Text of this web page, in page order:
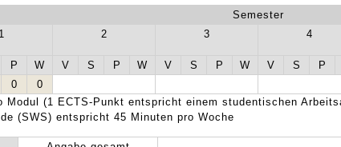
Semester
1 2 3 4
P W V S P W V S P W V S P
0
0
Modul (1 ECTS-Punkt entspricht einem studentischen
(SWS) entspricht 45 Minuten pro Woche